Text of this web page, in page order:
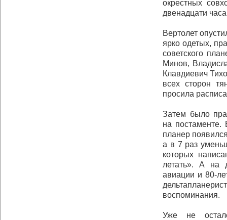
окрестных
двенадцати
Вертолет
ярко одетых,
советского
Минов,
Клавдиевич
всех сторон
просила
Затем было
на постаменте.
планер
а в 7 раз
которых
летать». А на
авиации и 80-
воспоминания.
Уже не